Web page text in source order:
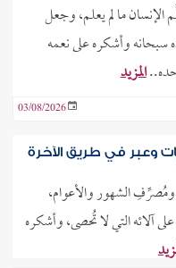
الإنسان ما لم يعلم، وجعل
سبحانه وأشكره على نعمه
المزيد
03/08/2026
وعبر في طريق الآخرة
ومُصرِّفِ الشهور والأعوام،
آلائه التي لا تُحصى، وأشكره